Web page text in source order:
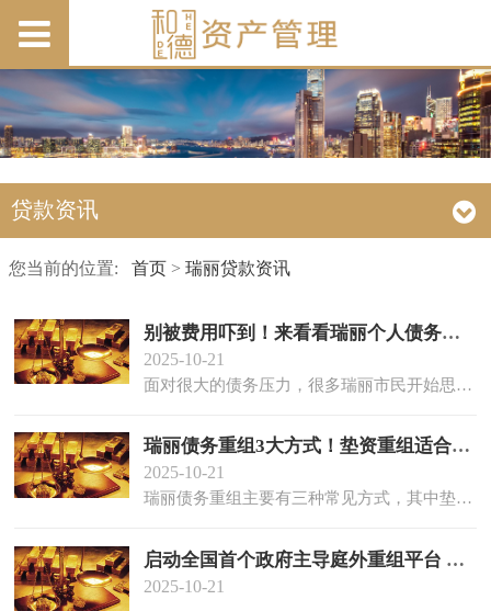
贷款资讯
您当前的位置: 首页> 瑞丽贷款资讯
别被费用吓到！来看看瑞丽个人债务重组的真实成本！
2025-10-21
面对很大的债务压力，很多瑞丽市民开始思考进行债务重组，不过经常由于各种各样的费用问题而停...
瑞丽债务重组3大方式！垫资重组适合马上有逾期压力的人。
2025-10-21
瑞丽债务重组主要有三种常见方式，其中垫资重组确实适合面临短期逾期压力的群体。作为从业多年...
启动全国首个政府主导庭外重组平台 为企业与个人债务困境提供“一站式”化解通道
2025-10-21